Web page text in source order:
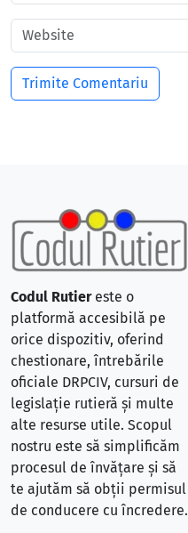
Codul Rutiereste o
platformă accesibilă pe
orice dispozitiv, oferind
chestionare, întrebările
oficiale DRPCIV, cursuri de
legislație rutieră și multe
alte resurse utile. Scopul
nostru este să simplificăm
procesul de învățare și să
te ajutăm să obții permisul
de conducere cu încredere.